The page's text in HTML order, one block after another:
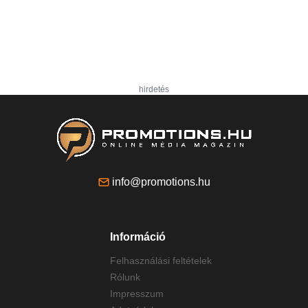
hirdetés
info@promotions.hu
Információ
Felhasználási feltételek
Rólunk
Impresszum